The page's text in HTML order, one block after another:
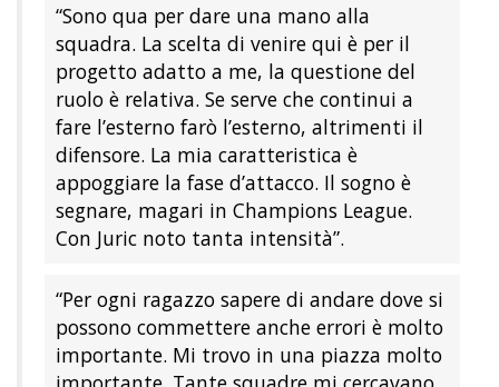
“Sono qua per dare una mano alla
squadra. La scelta di venire qui è per il
progetto adatto a me, la questione del
ruolo è relativa. Se serve che continui a
fare l’esterno farò l’esterno, altrimenti il
difensore. La mia caratteristica è
appoggiare la fase d’attacco. Il sogno è
segnare, magari in Champions League.
Con Juric noto tanta intensità”.
“Per ogni ragazzo sapere di andare dove si
possono commettere anche errori è molto
importante. Mi trovo in una piazza molto